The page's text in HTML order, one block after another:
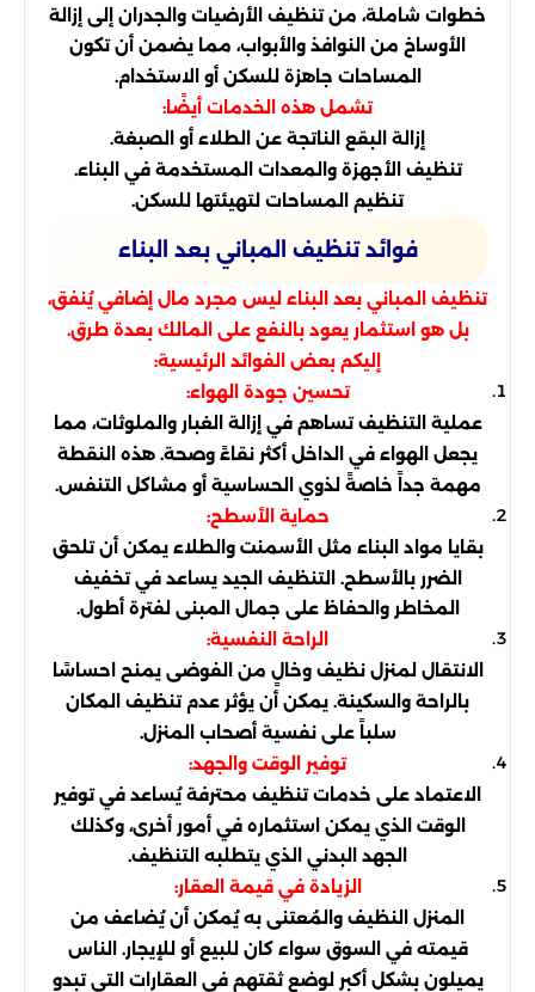
خطوات شاملة، من تنظيف الأرضيات والجدران إلى إزالة
الأوساخ من النوافذ والأبواب، مما يضمن أن تكون
المساحات جاهزة للسكن أو الاستخدام.
تشمل هذه الخدمات أيضًا:
إزالة البقع الناتجة عن الطلاء أو الصبغة.
تنظيف الأجهزة والمعدات المستخدمة في البناء.
تنظيم المساحات لتهيئتها للسكن.
فوائد تنظيف المباني بعد البناء
تنظيف المباني بعد البناء ليس مجرد مال إضافي يُنفق،
بل هو استثمار يعود بالنفع على المالك بعدة طرق.
إليكم بعض الفوائد الرئيسية:
تحسين جودة الهواء:
عملية التنظيف تساهم في إزالة الغبار والملوثات، مما
يجعل الهواء في الداخل أكثر نقاءً وصحة. هذه النقطة
مهمة جداً خاصةً لذوي الحساسية أو مشاكل التنفس.
حماية الأسطح:
بقايا مواد البناء مثل الأسمنت والطلاء يمكن أن تلحق
الضرر بالأسطح. التنظيف الجيد يساعد في تخفيف
المخاطر والحفاظ على جمال المبنى لفترة أطول.
الراحة النفسية:
الانتقال لمنزل نظيف وخالٍ من الفوضى يمنح احساسًا
بالراحة والسكينة. يمكن أن يؤثر عدم تنظيف المكان
سلباً على نفسية أصحاب المنزل.
توفير الوقت والجهد:
الاعتماد على خدمات تنظيف محترفة يُساعد في توفير
الوقت الذي يمكن استثماره في أمور أخرى، وكذلك
الجهد البدني الذي يتطلبه التنظيف.
الزيادة في قيمة العقار:
المنزل النظيف والمُعتنى به يُمكن أن يُضاعف من
قيمته في السوق سواء كان للبيع أو للإيجار. الناس
يميلون بشكل أكبر لوضع ثقتهم في العقارات التي تبدو